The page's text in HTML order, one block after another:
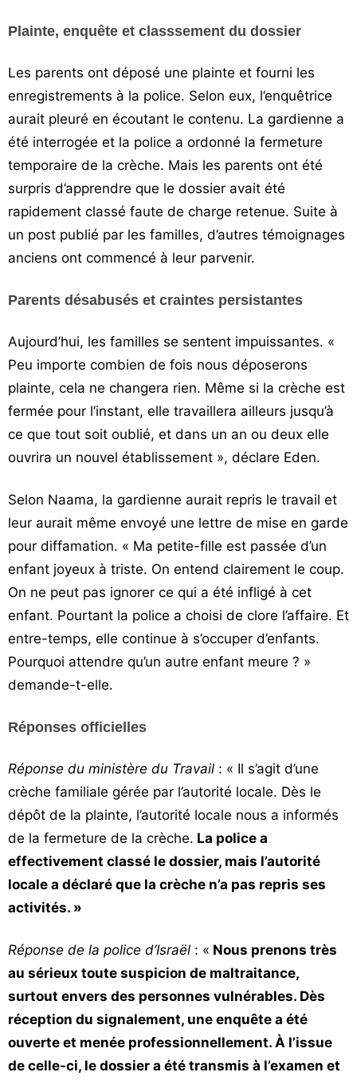
Plainte, enquête et classsement du dossier
Les parents ont déposé une plainte et fourni les
enregistrements à la police. Selon eux, l’enquêtrice
aurait pleuré en écoutant le contenu. La gardienne a
été interrogée et la police a ordonné la fermeture
temporaire de la crèche. Mais les parents ont été
surpris d’apprendre que le dossier avait été
rapidement classé faute de charge retenue. Suite à
un post publié par les familles, d’autres témoignages
anciens ont commencé à leur parvenir.
Parents désabusés et craintes persistantes
Aujourd’hui, les familles se sentent impuissantes. «
Peu importe combien de fois nous déposerons
plainte, cela ne changera rien. Même si la crèche est
fermée pour l’instant, elle travaillera ailleurs jusqu’à
ce que tout soit oublié, et dans un an ou deux elle
ouvrira un nouvel établissement », déclare Eden.
Selon Naama, la gardienne aurait repris le travail et
leur aurait même envoyé une lettre de mise en garde
pour diffamation. « Ma petite-fille est passée d’un
enfant joyeux à triste. On entend clairement le coup.
On ne peut pas ignorer ce qui a été infligé à cet
enfant. Pourtant la police a choisi de clore l’affaire. Et
entre-temps, elle continue à s’occuper d’enfants.
Pourquoi attendre qu’un autre enfant meure ? »
demande-t-elle.
Réponses officielles
Réponse du ministère du Travail : « Il s’agit d’une
crèche familiale gérée par l’autorité locale. Dès le
dépôt de la plainte, l’autorité locale nous a informés
de la fermeture de la crèche. La police a
effectivement classé le dossier, mais l’autorité
locale a déclaré que la crèche n’a pas repris ses
activités. »
Réponse de la police d’Israël : « Nous prenons très
au sérieux toute suspicion de maltraitance,
surtout envers des personnes vulnérables. Dès
réception du signalement, une enquête a été
ouverte et menée professionnellement. À l’issue
de celle-ci, le dossier a été transmis à l’examen et